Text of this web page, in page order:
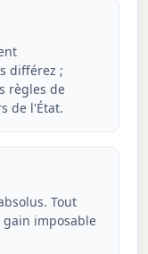
différez ;
règles de
de l'État.
Tout
imposable